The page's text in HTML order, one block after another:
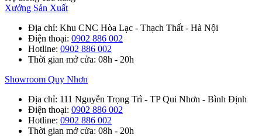
Xưởng Sản Xuất
Địa chỉ: Khu CNC Hòa Lạc - Thạch Thất - Hà Nội
Điện thoại: 0902 886 002
Hotline: 0902 886 002
Thời gian mở cửa: 08h - 20h
Showroom Quy Nhơn
Địa chỉ: 111 Nguyễn Trọng Trì - TP Qui Nhơn - Bình Định
Điện thoại: 0902 886 002
Hotline: 0902 886 002
Thời gian mở cửa: 08h - 20h